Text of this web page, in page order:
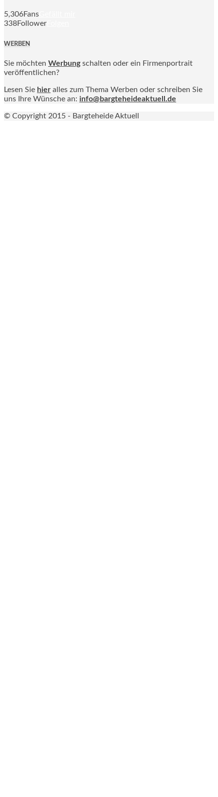
5,306Fans
338Follower
WERBEN
Sie möchten Werbung schalten oder ein Firmenportrait
veröffentlichen?
Lesen Sie hier alles zum Thema Werben oder schreiben Sie
uns Ihre Wünsche an: info@bargteheideaktuell.de
© Copyright 2015 - Bargteheide Aktuell